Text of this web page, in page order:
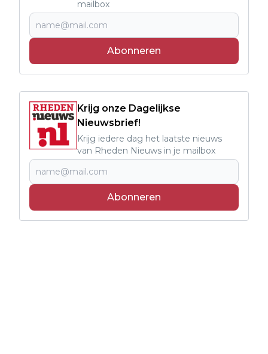
mailbox
Abonneren
Krijg onze Dagelijkse
Nieuwsbrief!
Krijg iedere dag het laatste nieuws
van Rheden Nieuws in je mailbox
Abonneren